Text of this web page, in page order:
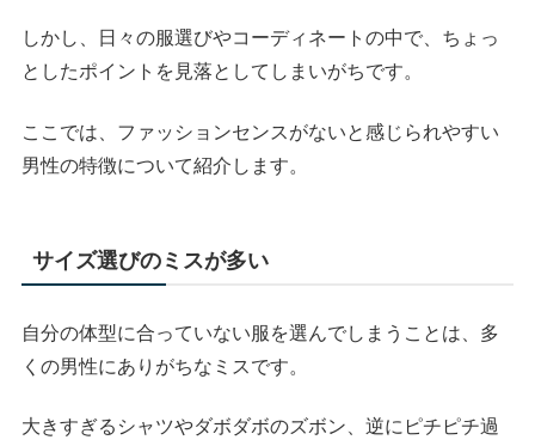
しかし、日々の服選びやコーディネートの中で、ちょっ
としたポイントを見落としてしまいがちです。
ここでは、ファッションセンスがないと感じられやすい
男性の特徴について紹介します。
サイズ選びのミスが多い
自分の体型に合っていない服を選んでしまうことは、多
くの男性にありがちなミスです。
大きすぎるシャツやダボダボのズボン、逆にピチピチ過